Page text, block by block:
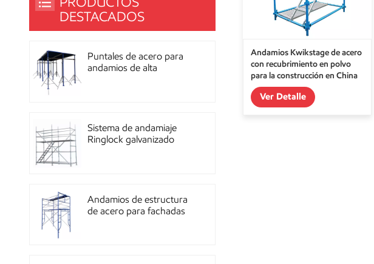
Andamios Kwikstage de acero
con recubrimiento en polvo
para la construcción en China
Ver Detalle
DESTACADOS
Puntales de acero para
andamios de alta
Sistema de andamiaje
Ringlock galvanizado
Andamios de estructura
de acero para fachadas